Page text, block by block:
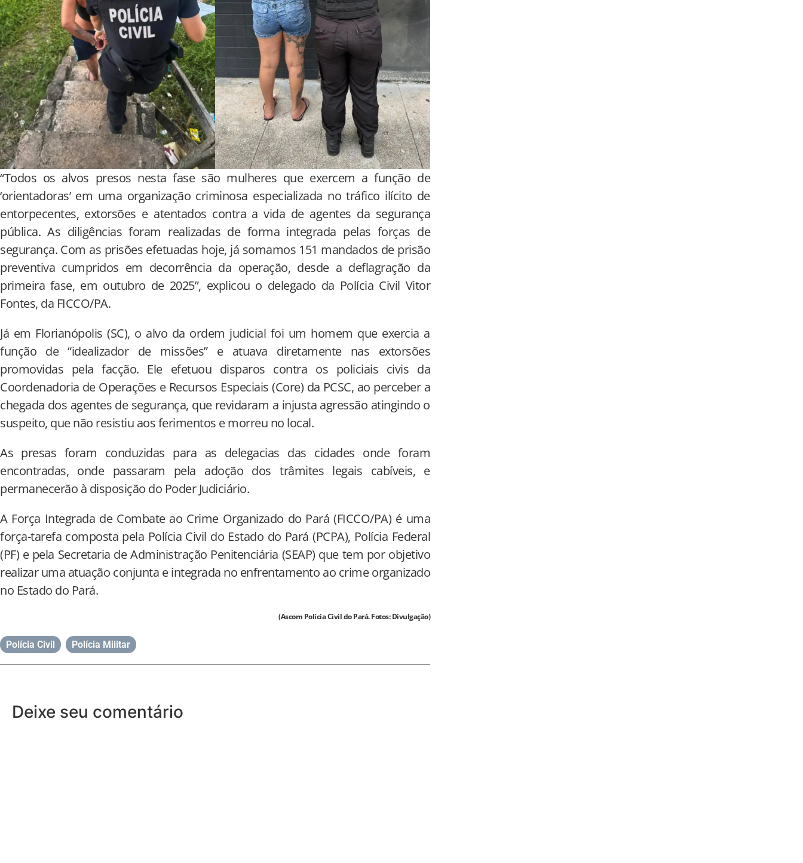
“Todos os alvos presos nesta fase são mulheres que exercem a função de
‘orientadoras’ em uma organização criminosa especializada no tráfico ilícito de
entorpecentes, extorsões e atentados contra a vida de agentes da segurança
pública. As diligências foram realizadas de forma integrada pelas forças de
segurança. Com as prisões efetuadas hoje, já somamos 151 mandados de prisão
preventiva cumpridos em decorrência da operação, desde a deflagração da
primeira fase, em outubro de 2025”, explicou o delegado da Polícia Civil Vitor
Fontes, da FICCO/PA.
Já em Florianópolis (SC), o alvo da ordem judicial foi um homem que exercia a
função de “idealizador de missões” e atuava diretamente nas extorsões
promovidas pela facção. Ele efetuou disparos contra os policiais civis da
Coordenadoria de Operações e Recursos Especiais (Core) da PCSC, ao perceber a
chegada dos agentes de segurança, que revidaram a injusta agressão atingindo o
suspeito, que não resistiu aos ferimentos e morreu no local.
As presas foram conduzidas para as delegacias das cidades onde foram
encontradas, onde passaram pela adoção dos trâmites legais cabíveis, e
permanecerão à disposição do Poder Judiciário.
A Força Integrada de Combate ao Crime Organizado do Pará (FICCO/PA) é uma
força-tarefa composta pela Polícia Civil do Estado do Pará (PCPA), Polícia Federal
(PF) e pela Secretaria de Administração Penitenciária (SEAP) que tem por objetivo
realizar uma atuação conjunta e integrada no enfrentamento ao crime organizado
no Estado do Pará.
(Ascom Polícia Civil do Pará. Fotos: Divulgação)
Polícia Civil Polícia Militar
Deixe seu comentário